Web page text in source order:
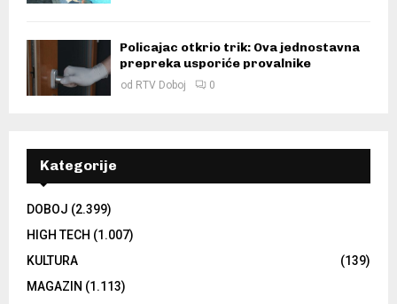
Policajac otkrio trik: Ova jednostavna
prepreka usporiće provalnike
od RTV Doboj 0
Kategorije
DOBOJ (2.399)
HIGH TECH (1.007)
KULTURA
(139)
MAGAZIN (1.113)